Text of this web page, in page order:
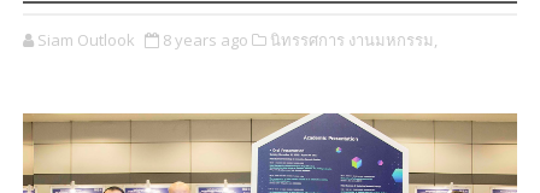
Siam Outlook 8 years ago นิทรรศการ งานมหกรรม,